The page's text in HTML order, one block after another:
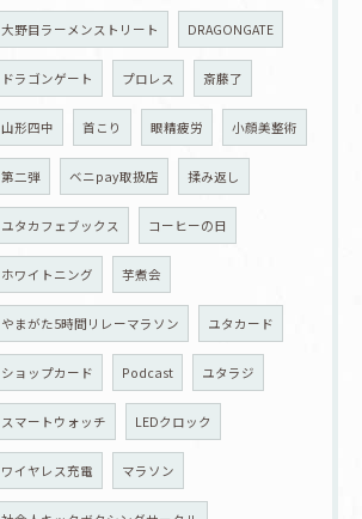
大野目ラーメンストリート DRAGONGATE
ドラゴンゲート プロレス 斎藤了
山形四中 首こり 眼精疲労 小顔美整術
第二弾 ベニpay取扱店 揉み返し
ユタカフェブックス コーヒーの日
ホワイトニング 芋煮会
やまがた5時間リレーマラソン ユタカード
ショップカード Podcast ユタラジ
スマートウォッチ LEDクロック
ワイヤレス充電 マラソン